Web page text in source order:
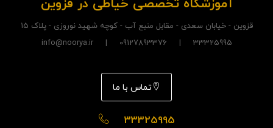
آموزشگاه تخصصی خیاطی در قزوین
قزوین - خیابان سعدی - مقابل منبع آب - کوچه شهید نوروزی - پلاک 15
33325995 | 09127893376 | info@noorya.ir
تماس با ما
33325995